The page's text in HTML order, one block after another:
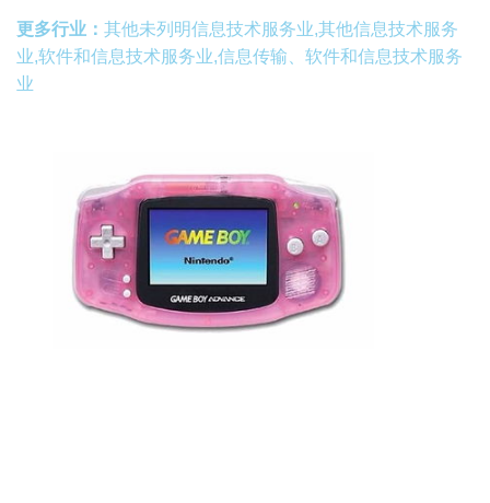
更多行业： 其他未列明信息技术服务业,其他信息技术服务
业,软件和信息技术服务业,信息传输、软件和信息技术服务
业